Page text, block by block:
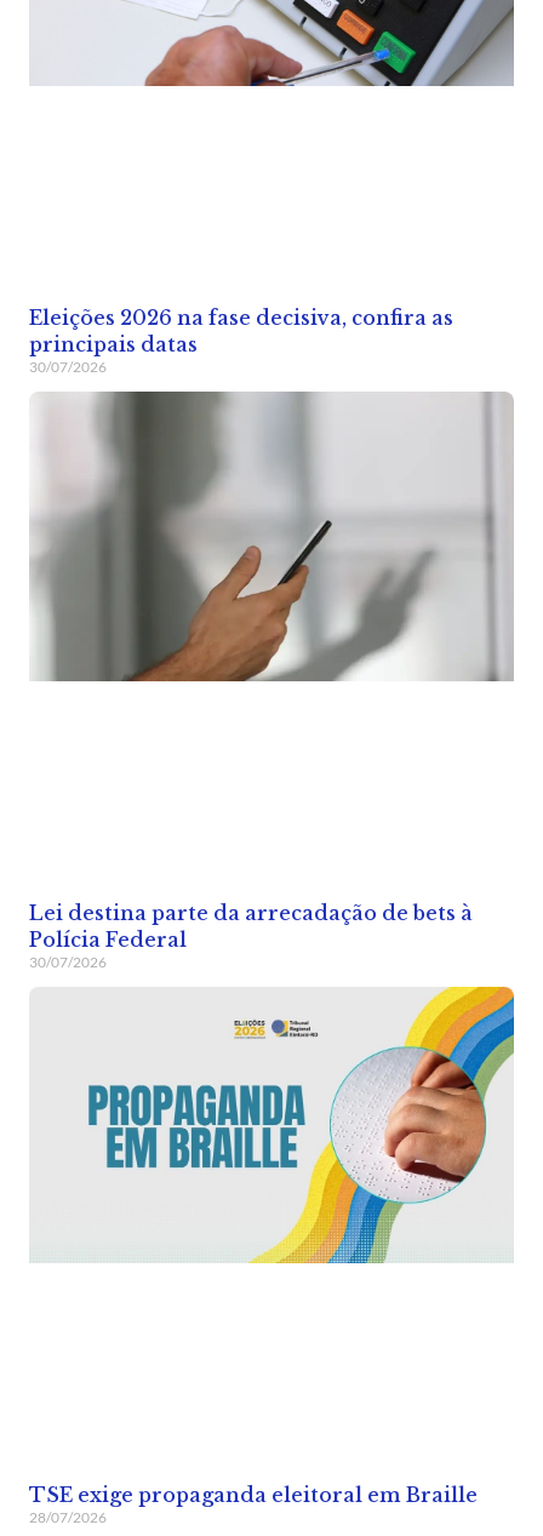
Eleições 2026 na fase decisiva, confira as
principais datas
30/07/2026
Lei destina parte da arrecadação de bets à
Polícia Federal
30/07/2026
TSE exige propaganda eleitoral em Braille
28/07/2026